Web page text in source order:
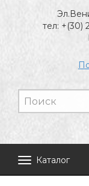
тел: +(30)
Каталог